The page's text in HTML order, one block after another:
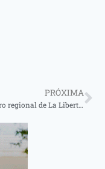
PRÓXIMA
Encuentro regional de La Libertad Avanza con definiciones claras para su armado electoral